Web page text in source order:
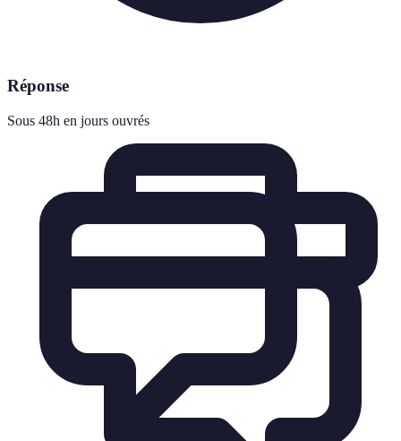
Réponse
Sous 48h en jours ouvrés